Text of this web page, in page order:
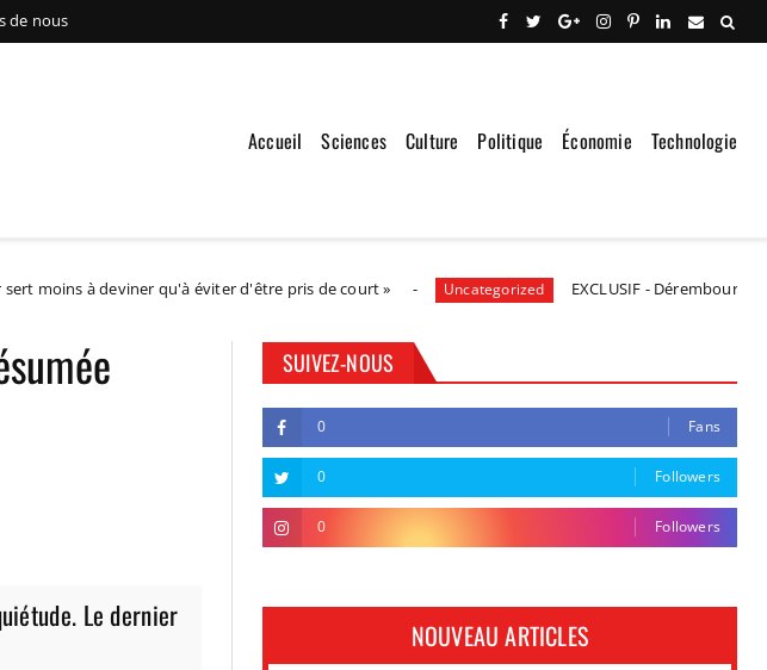
de nous
Accueil Sciences Culture Politique Économie Technologie
deviner qu'à éviter d'être pris de court » Uncategorized EXCLUSIF - Déremboursements,
Le dernier
SUIVEZ-NOUS
0 Fans
0 Followers
0 Followers
NOUVEAU ARTICLES